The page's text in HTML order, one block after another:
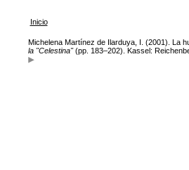
Inicio
Michelena Martínez de Ilarduya, I. (2001). La
la "Celestina"(pp. 183–202). Kassel: